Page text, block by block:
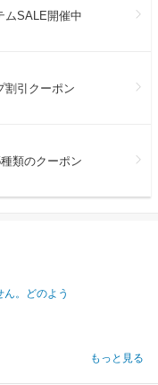
ムSALE開催中
割引クーポン
類のクーポン
。どのよう
もっと見る